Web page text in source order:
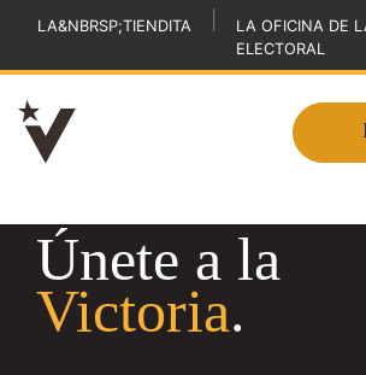
LA&NBRSP;TIENDITA
LA OFICINA DE
ELECTORAL
Únete a la
Victoria.